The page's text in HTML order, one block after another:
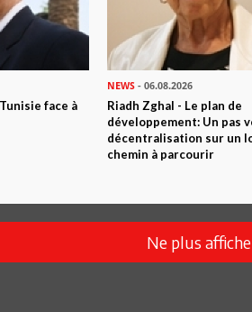
bandes de voyous etbarbares voudront
les habitants vous soutiennent
face à
NEWS - 06.08.2026
Riadh Zghal - Le plan de
développement: Un pas
décentralisation sur un
chemin à parcourir
Ne plus